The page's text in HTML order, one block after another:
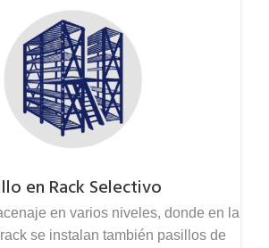
en Rack Selectivo
en varios niveles, donde en la
se instalan también pasillos de